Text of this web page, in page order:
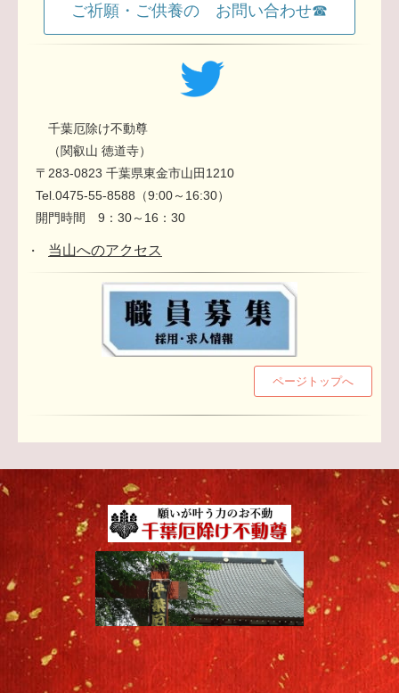
ご祈願・ご供養の お問い合わせ☎
千葉厄除け不動尊
（関叡山 徳道寺）
〒283-0823 千葉県東金市山田1210
Tel.0475-55-8588（9:00～16:30）
開門時間 9：30～16：30
・ 当山へのアクセス
ページトップへ